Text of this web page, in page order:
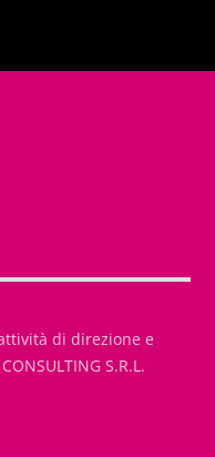
di direzione e
S.R.L.